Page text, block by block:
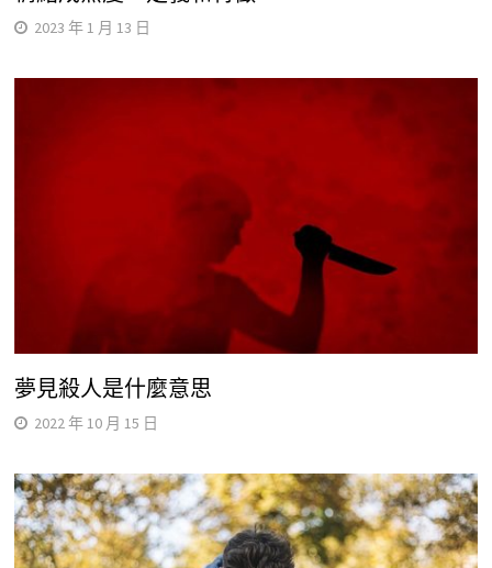
2023 年 1 月 13 日
夢見殺人是什麼意思
2022 年 10 月 15 日